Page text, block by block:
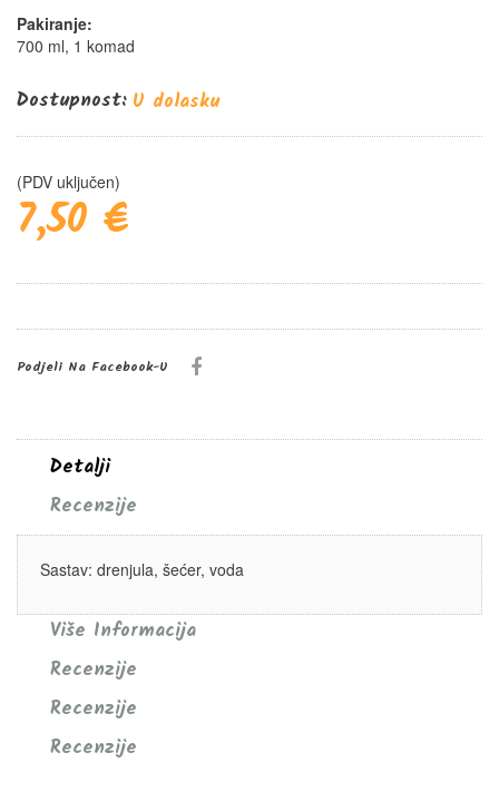
Pakiranje:
700 ml, 1 komad
Dostupnost: U dolasku
(PDV uključen)
7,50 €
Podjeli Na Facebook-U
Detalji
Recenzije
Sastav: drenjula, šećer, voda
Više Informacija
Recenzije
Recenzije
Recenzije